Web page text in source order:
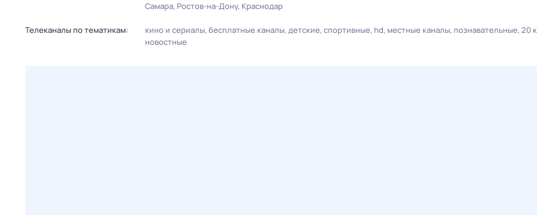
Самара Ростов-на-Дону Краснодар
Телеканалы по тематикам: кино и сериалы бесплатные каналы детские спортивные hd местные каналы познавательные 20
новостные